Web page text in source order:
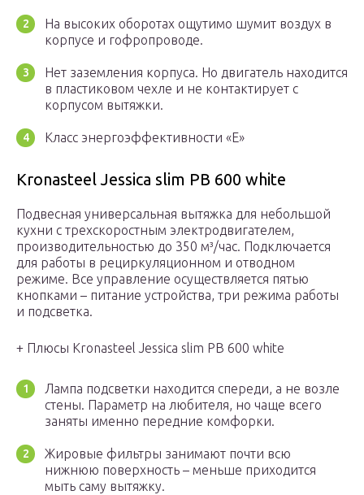
На высоких оборотах ощутимо шумит воздух в
корпусе и гофропроводе.
Нет заземления корпуса. Но двигатель находится
в пластиковом чехле и не контактирует с
корпусом вытяжки.
Класс энергоэффективности «Е»
Kronasteel Jessica slim PB 600 white
Подвесная универсальная вытяжка для небольшой
кухни с трехскоростным электродвигателем,
производительностью до 350 м³/час. Подключается
для работы в рециркуляционном и отводном
режиме. Все управление осуществляется пятью
кнопками – питание устройства, три режима работы
и подсветка.
+ Плюсы Kronasteel Jessica slim PB 600 white
Лампа подсветки находится спереди, а не возле
стены. Параметр на любителя, но чаще всего
заняты именно передние комфорки.
Жировые фильтры занимают почти всю
нижнюю поверхность – меньше приходится
мыть саму вытяжку.